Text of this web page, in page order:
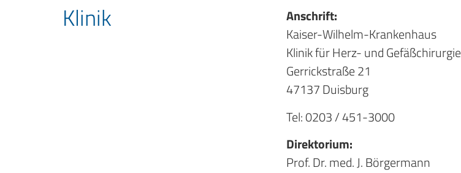
Klinik
Anschrift:
Kaiser-Wilhelm-Krankenhaus
Klinik für Herz- und Gefäßchirurgie
Gerrickstraße 21
47137 Duisburg
Tel: 0203 / 451-3000
Direktorium:
Prof. Dr. med. J. Börgermann